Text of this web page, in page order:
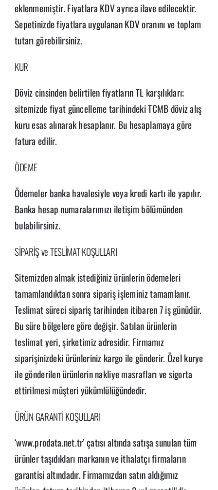
eklenmemiştir. Fiyatlara KDV ayrıca ilave edilecektir.
Sepetinizde fiyatlara uygulanan KDV oranını ve toplam
tutarı görebilirsiniz.
KUR
Döviz cinsinden belirtilen fiyatların TL karşılıkları;
sitemizde fiyat güncelleme tarihindeki TCMB döviz alış
kuru esas alınarak hesaplanır. Bu hesaplamaya göre
fatura edilir.
ÖDEME
Ödemeler banka havalesiyle veya kredi kartı ile yapılır.
Banka hesap numaralarımızı iletişim bölümünden
bulabilirsiniz.
SİPARİŞ ve TESLİMAT KOŞULLARI
Sitemizden almak istediğiniz ürünlerin ödemeleri
tamamlandıktan sonra sipariş işleminiz tamamlanır.
Teslimat süreci sipariş tarihinden itibaren 7 iş günüdür.
Bu süre bölgelere göre değişir. Satılan ürünlerin
teslimat yeri, şirketimiz adresidir. Firmamız
siparişinizdeki ürünleriniz kargo ile gönderir. Özel kurye
ile gönderilen ürünlerin nakliye masrafları ve sigorta
ettirilmesi müşteri yükümlülüğündedir.
ÜRÜN GARANTİ KOŞULLARI
‘www.prodata.net.tr’ çatısı altında satışa sunulan tüm
ürünler taşıdıkları markanın ve ithalatçı firmaların
garantisi altındadır. Firmamızdan satın aldığımız